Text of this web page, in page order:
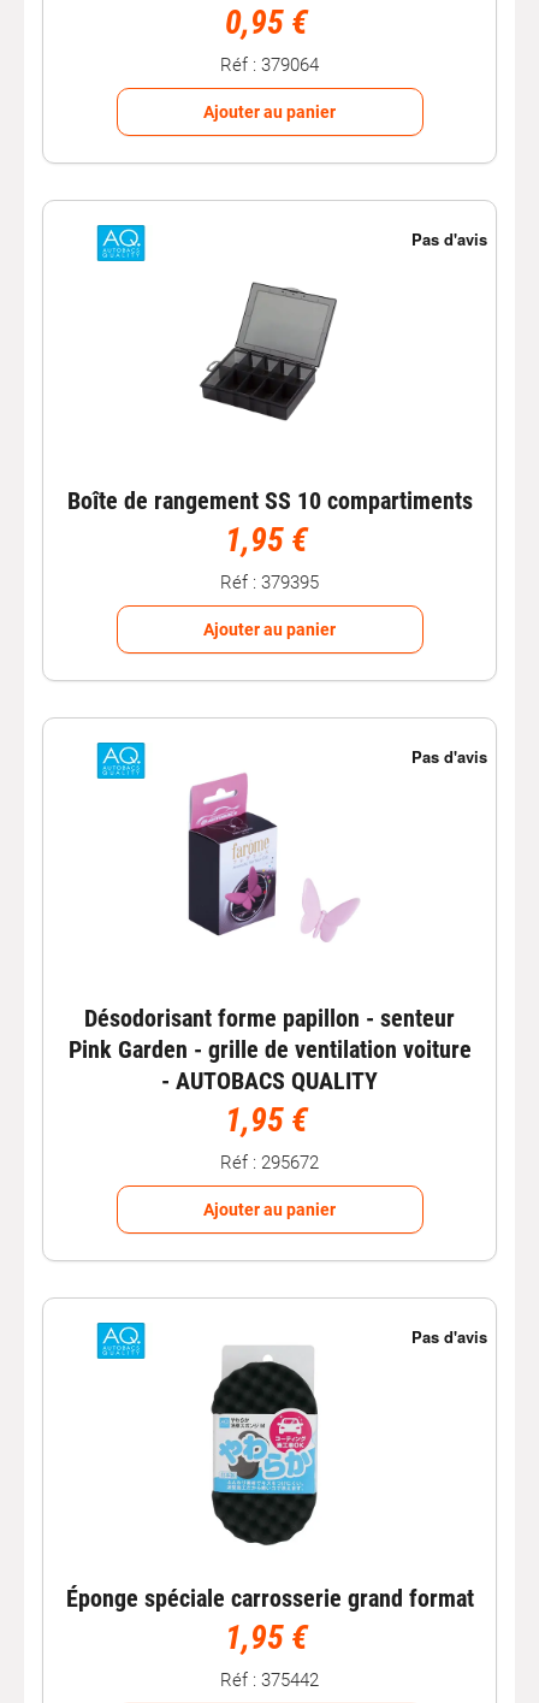
0,95 €
Réf : 379064
Ajouter au panier
Boîte de rangement SS 10 compartiments
1,95 €
Réf : 379395
Ajouter au panier
Désodorisant forme papillon - senteur
Pink Garden - grille de ventilation voiture
- AUTOBACS QUALITY
1,95 €
Réf : 295672
Ajouter au panier
Éponge spéciale carrosserie grand format
1,95 €
Réf : 375442